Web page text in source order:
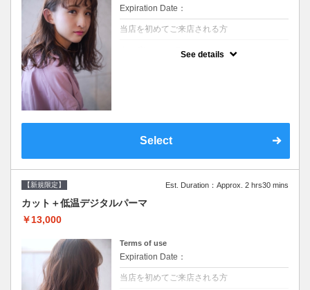
Expiration Date：
当店を初めてご来店される方
See details
Select
【新規限定】 Est. Duration：Approx. 2 hrs30 mins
カット＋低温デジタルパーマ
￥13,000
Terms of use
Expiration Date：
当店を初めてご来店される方